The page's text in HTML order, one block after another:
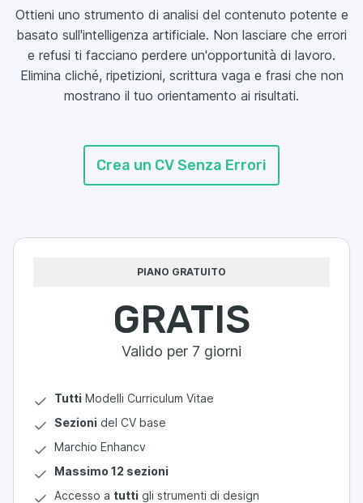
Ottieni uno strumento di analisi del contenuto potente e
basato sull'intelligenza artificiale. Non lasciare che errori
e refusi ti facciano perdere un'opportunità di lavoro.
Elimina cliché, ripetizioni, scrittura vaga e frasi che non
mostrano il tuo orientamento ai risultati.
Crea un CV Senza Errori
PIANO GRATUITO
GRATIS
Valido per 7 giorni
Tutti Modelli Curriculum Vitae
Sezioni del CV base
Marchio Enhancv
Massimo 12 sezioni
Accesso a tutti gli strumenti di design